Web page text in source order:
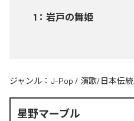
1 ： 岩戸の舞姫
ジャンル： J-Pop / 演歌/日本伝統
星野マーブル